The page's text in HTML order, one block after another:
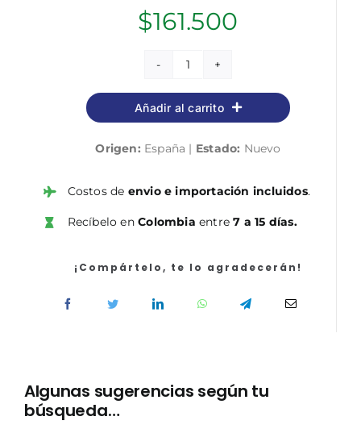
$161.500
Administrativo/a
de
Corporaciones
Temario
Volumen
cantidad
Añadir al carrito
Origen: España | Estado: Nuevo
Costos de envio e importación incluidos.
Recíbelo enColombia entre7 a 15 días.
¡Compártelo, te lo agradecerán!
Algunas sugerencias según tu
búsqueda…